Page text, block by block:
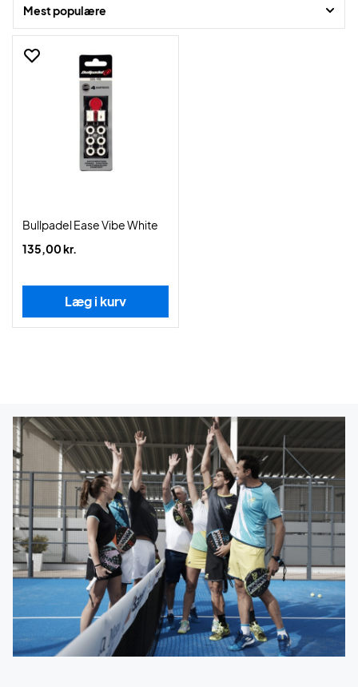
Mest populære
Bullpadel Ease Vibe White
135,00 kr.
Læg i kurv